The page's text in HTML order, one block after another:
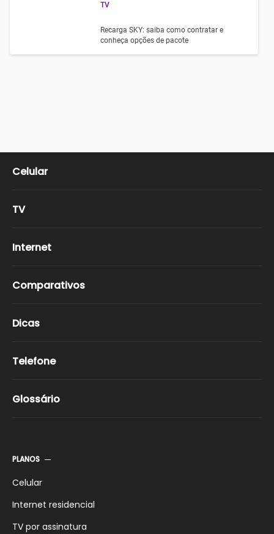
TV
Recarga SKY: saiba como contratar e
conheça opções de pacote
Celular
TV
Internet
Comparativos
Dicas
Telefone
Glossário
PLANOS
Celular
Internet residencial
TV por assinatura